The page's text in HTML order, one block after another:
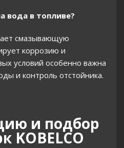
вода в топливе?
смазывающую
коррозию и
условий особенно важна
и контроль отстойника.
и подбор
KOBELCO